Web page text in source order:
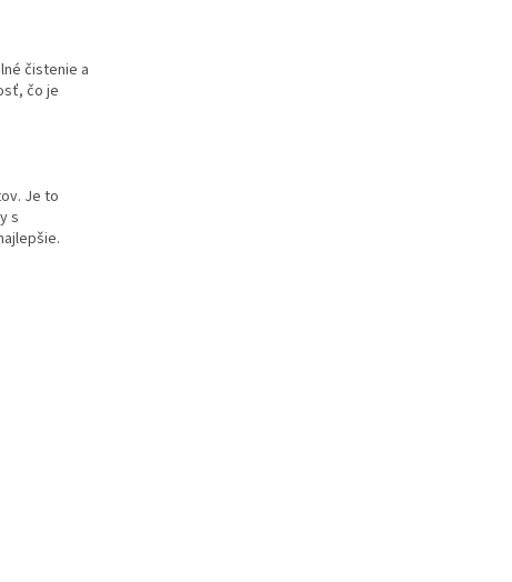
čistenie a
čo je
Je to
s